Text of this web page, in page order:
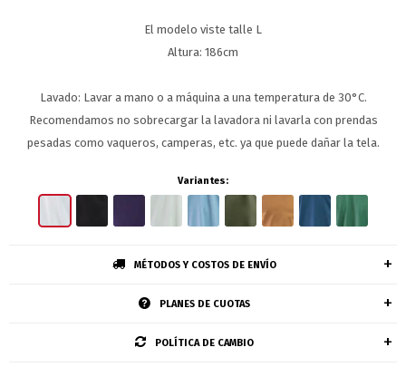
El modelo viste talle L
Altura: 186cm
Lavado: Lavar a mano o a máquina a una temperatura de 30°C.
Recomendamos no sobrecargar la lavadora ni lavarla con prendas
pesadas como vaqueros, camperas, etc. ya que puede dañar la tela.
Variantes:
MÉTODOS Y COSTOS DE ENVÍO
PLANES DE CUOTAS
POLÍTICA DE CAMBIO